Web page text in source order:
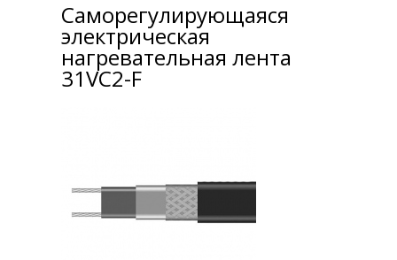
Саморегулирующаяся
электрическая
нагревательная лента
31VC2-F